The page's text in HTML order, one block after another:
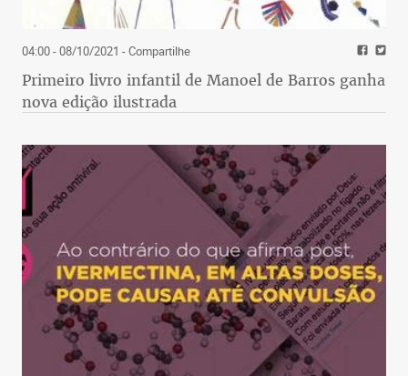
04:00 - 08/10/2021 - Compartilhe
Primeiro livro infantil de Manoel de Barros ganha
nova edição ilustrada